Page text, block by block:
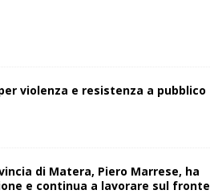
violenza e resistenza a pubblico
di Matera, Piero Marrese, ha
e continua a lavorare sul fronte